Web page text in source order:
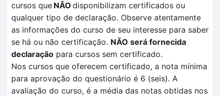
cursos que NÃO disponibilizam certificados ou
qualquer tipo de declaração. Observe atentamente
as informações do curso de seu interesse para saber
se há ou não certificação. NÃO será fornecida
declaração para cursos sem certificado.
Nos cursos que oferecem certificado, a nota mínima
para aprovação do questionário é 6 (seis). A
avaliação do curso, é a média das notas obtidas nos